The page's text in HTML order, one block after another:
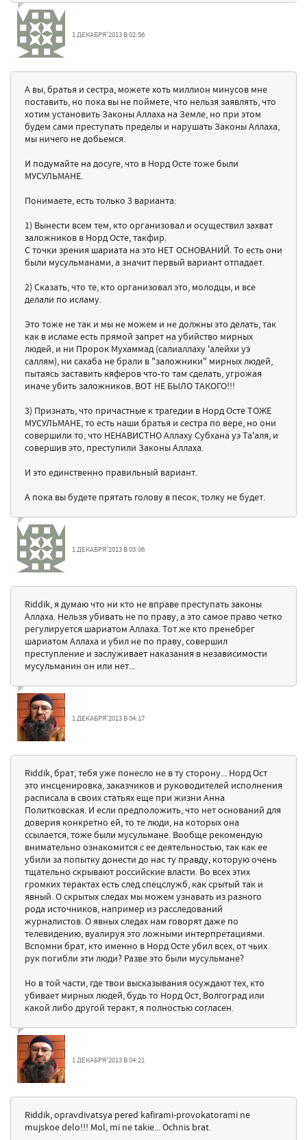
1 ДЕКАБРЯ'2013 В 02:56
А вы, братья и сестра, можете хоть миллион минусов мне
поставить, но пока вы не поймете, что нельзя заявлять, что
хотим установить Законы Аллаха на Земле, но при этом
будем сами преступать пределы и нарушать Законы Аллаха,
мы ничего не добьемся.
И подумайте на досуге, что в Норд Осте тоже были
МУСУЛЬМАНЕ.
Понимаете, есть только 3 варианта:
1) Вынести всем тем, кто организовал и осуществил захват
заложников в Норд Осте, такфир.
С точки зрения шариата на это НЕТ ОСНОВАНИЙ. То есть они
были мусульманами, а значит первый вариант отпадает.
2) Сказать, что те, кто организовал это, молодцы, и все
делали по исламу.
Это тоже не так и мы не можем и не должны это делать, так
как в исламе есть прямой запрет на убийство мирных
людей, и ни Пророк Мухаммад (салиаллаху 'алейхи уэ
саллям), ни сахаба не брали в "заложники" мирных людей,
пытаясь заставить кяферов что-то там сделать, угрожая
иначе убить заложников. ВОТ НЕ БЫЛО ТАКОГО!!!
3) Признать, что причастные к трагедии в Норд Осте ТОЖЕ
МУСУЛЬМАНЕ, то есть наши братья и сестра по вере, но они
совершили то, что НЕНАВИСТНО Аллаху Субхана уэ Та'аля, и
совершив это, преступили Законы Аллаха.
И это единственно правильный вариант.
А пока вы будете прятать голову в песок, толку не будет.
1 ДЕКАБРЯ'2013 В 03:06
Riddik, я думаю что ни кто не вправе преступать законы
Аллаха. Нельзя убивать не по праву, а это самое право четко
регулируется шариатом Аллаха. Тот же кто пренебрег
шариатом Аллаха и убил не по праву, совершил
преступление и заслуживает наказания в независимости
мусульманин он или нет...
1 ДЕКАБРЯ'2013 В 04:17
Riddik, брат, тебя уже понесло не в ту сторону... Норд Ост
это инсценировка, заказчиков и руководителей исполнения
расписала в своих статьях еще при жизни Анна
Политковская. И если предположить, что нет оснований для
доверия конкретно ей, то те люди, на которых она
ссылается, тоже были мусульмане. Вообще рекомендую
внимательно ознакомится с ее деятельностью, так как ее
убили за попытку донести до нас ту правду, которую очень
тщательно скрывают российские власти. Во всех этих
громких терактах есть след спецслужб, как срытый так и
явный. О скрытых следах мы можем узнавать из разного
рода источников, например из расследований
журналистов. О явных следах нам говорят даже по
телевидению, вуалируя это ложными интерпретациями.
Вспомни брат, кто именно в Норд Осте убил всех, от чьих
рук погибли эти люди? Разве это были мусульмане?
Но в той части, где твои высказывания осуждают тех, кто
убивает мирных людей, будь то Норд Ост, Волгоград или
какой либо другой теракт, я полностью согласен.
1 ДЕКАБРЯ'2013 В 04:21
Riddik, opravdivatsya pered kafirami-provokatorami ne
mujskoe delo!!! Mol, mi ne takie... Ochnis brat.